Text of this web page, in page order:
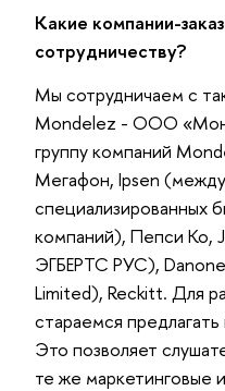
Какие компании-
сотрудничеству?
Мы сотрудничаем с
Mondelez - ООО
группу компаний
Мегафон, Ipsen
специализированных
компаний), Пепси
ЭГБЕРТС РУС), Danone
Limited), Reckitt. Для
стараемся
Это позволяет
те же маркетинговые